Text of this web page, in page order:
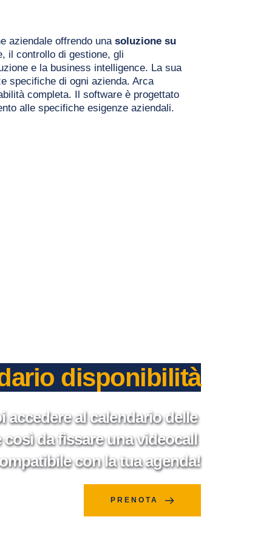
aziendale offrendo una soluzione su
il controllo di gestione, gli
e la business intelligence. La sua
specifiche di ogni azienda. Arca
completa. Il software è progettato
alle specifiche esigenze aziendali.
disponibilità
al calendario delle
da fissare una videocall
con la tua agenda!
PRENOTA